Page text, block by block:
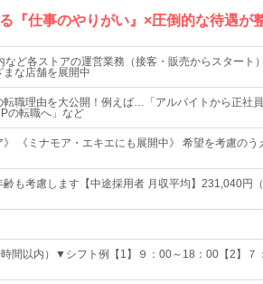
『仕事のやりがい』×圧倒的な待遇が
など各ストアの運営業務（接客・販売からスタート
な店舗を展開中
職理由を大公開！例えば…「アルバイトから正社
の転職へ」など
》 《ミナモア・エキエにも展開中》 希望を考慮のう
も考慮します【中途採用者 月収平均】231,040円
間以内）▼シフト例【1】９：00～18：00【2】７